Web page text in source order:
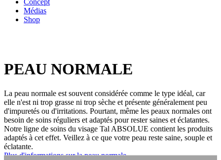
Médias
Shop
PEAU NORMALE
La peau normale est souvent considérée comme le type idéal, car
elle n'est ni trop grasse ni trop sèche et présente généralement peu
d'impuretés ou d'irritations. Pourtant, même les peaux normales ont
besoin de soins réguliers et adaptés pour rester saines et éclatantes.
Notre ligne de soins du visage Tal ABSOLUE contient les produits
adaptés à cet effet. Veillez à ce que votre peau reste saine, souple et
éclatante.
Plus d'informations sur la peau normale